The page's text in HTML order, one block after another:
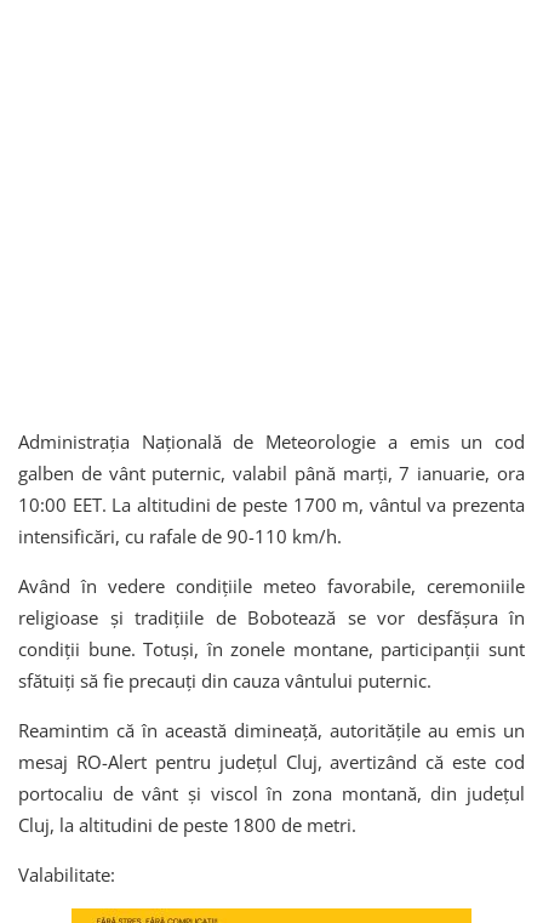
Administrația Națională de Meteorologie a emis un cod
galben de vânt puternic, valabil până marți, 7 ianuarie, ora
10:00 EET. La altitudini de peste 1700 m, vântul va prezenta
intensificări, cu rafale de 90-110 km/h.
Având în vedere condițiile meteo favorabile, ceremoniile
religioase și tradițiile de Bobotează se vor desfășura în
condiții bune. Totuși, în zonele montane, participanții sunt
sfătuiți să fie precauți din cauza vântului puternic.
Reamintim că în această dimineață, autoritățile au emis un
mesaj RO-Alert pentru județul Cluj, avertizând că este cod
portocaliu de vânt și viscol în zona montană, din județul
Cluj, la altitudini de peste 1800 de metri.
Valabilitate: